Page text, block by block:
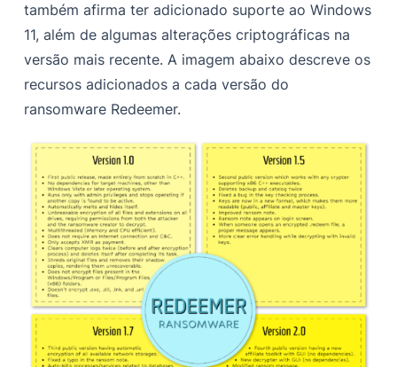
também afirma ter adicionado suporte ao Windows
11, além de algumas alterações criptográficas na
versão mais recente. A imagem abaixo descreve os
recursos adicionados a cada versão do
ransomware Redeemer.